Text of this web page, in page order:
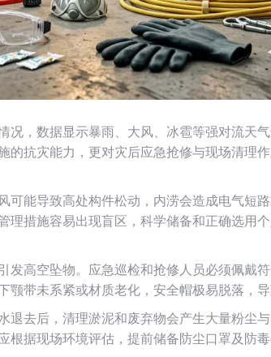
况，数据显示暴雨、大风、冰雹等强对流天
的抗灾能力，更对灾后应急抢修与现场清理
可能导致高处构件松动，内涝会造成电气短
理措施容易出现盲区，科学储备和正确选用
发高空坠物。应急巡检和抢修人员必须佩戴
颚带未系紧或材质老化，安全帽极易脱落，
退去后，清理淤泥和废弃物会产生大量粉尘
根据现场环境评估，提前储备防尘口罩及防